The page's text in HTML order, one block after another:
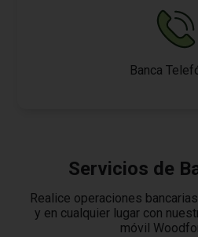
Banca
Servicios de
Realice operaciones
y en cualquier lugar con
móvil